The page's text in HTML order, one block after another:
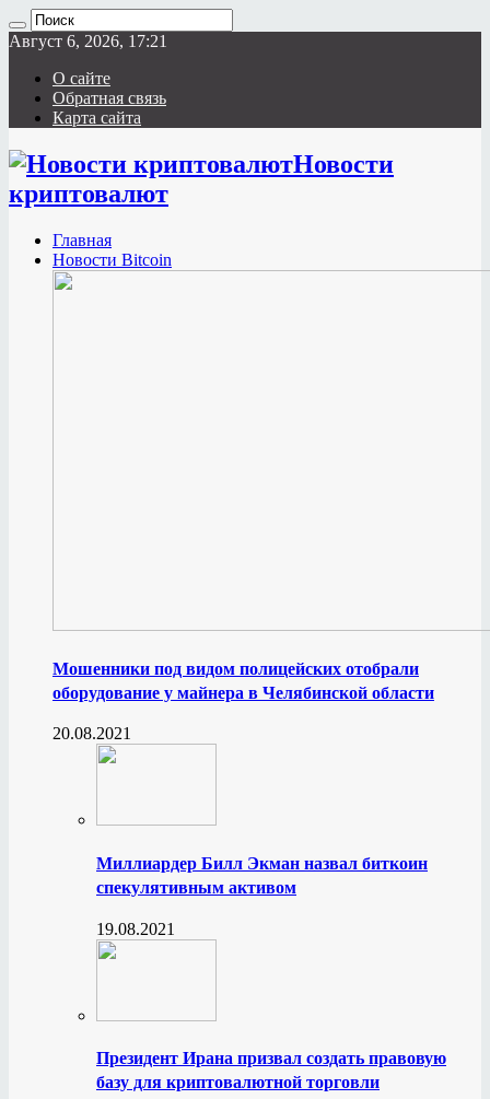
Август 6, 2026, 17:21
О сайте
Обратная связь
Карта сайта
Новости
криптовалют
Главная
Новости Bitcoin
Мошенники под видом полицейских отобрали
оборудование у майнера в Челябинской области
20.08.2021
Миллиардер Билл Экман назвал биткоин
спекулятивным активом
19.08.2021
Президент Ирана призвал создать правовую
базу для криптовалютной торговли